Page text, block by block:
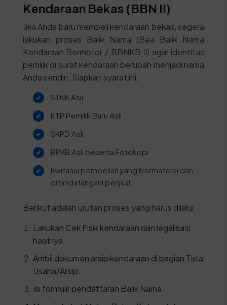
Kendaraan Bekas (BBN II)
Jika Anda baru membeli kendaraan bekas, segera
lakukan proses Balik Nama (Bea Balik Nama
Kendaraan Bermotor / BBNKB II) agar identitas
pemilik di surat kendaraan berubah menjadi nama
Anda sendiri. Siapkan syarat ini:
STNK Asli
KTP Pemilik Baru Asli
SKPD Asli
BPKB Asli beserta Fotokopi
Kwitansi pembelian yang bermaterai dan
ditandatangani penjual
Berikut adalah urutan proses yang harus dilalui:
Lakukan Cek Fisik kendaraan dan legalisasi
hasilnya.
Ambil dokumen arsip kendaraan di bagian Tata
Usaha/Arsip.
Isi formulir pendaftaran Balik Nama.